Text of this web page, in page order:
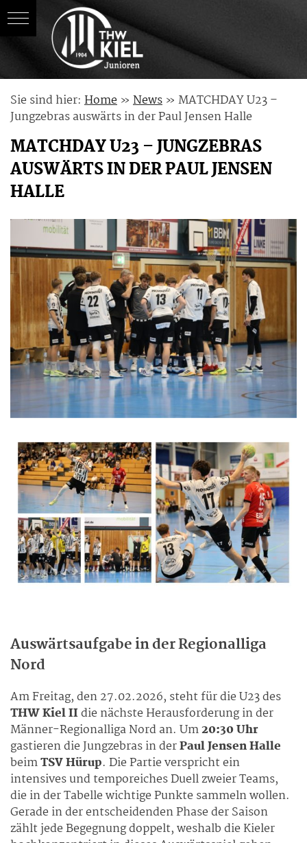
content
Sie sind hier: Home » News » MATCHDAY U23 –
Jungzebras auswärts in der Paul Jensen Halle
MATCHDAY U23 – JUNGZEBRAS
AUSWÄRTS IN DER PAUL JENSEN
HALLE
Auswärtsaufgabe in der Regionalliga
Nord
Am Freitag, den 27.02.2026, steht für die U23 des
THW Kiel IIdie nächste Herausforderung in der
Männer-Regionalliga Nord an. Um20:30 Uhr
gastieren die Jungzebras in derPaul Jensen Halle
beimTSV Hürup. Die Partie verspricht ein
intensives und temporeiches Duell zweier Teams,
die in der Tabelle wichtige Punkte sammeln wollen.
Gerade in der entscheidenden Phase der Saison
zählt jede Begegnung doppelt, weshalb die Kieler